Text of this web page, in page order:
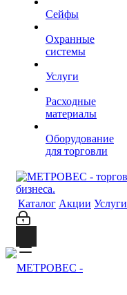
Сейфы
Охранные
системы
Услуги
Расходные
материалы
Оборудование
для торговли
Каталог Акции Услуги